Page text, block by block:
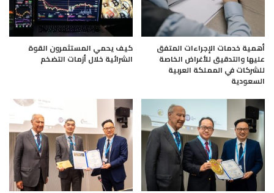
أهمية خدمات الإجراءات المتفق
عليها والتدقيق للأغراض الخاصة
للشركات في المملكة العربية
السعودية
كيف يحمي المستثمرون القوة
الشرائية خلال أزمات التضخم